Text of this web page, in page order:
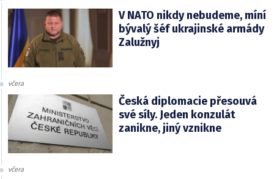
V NATO nikdy nebudeme, míní
bývalý šéf ukrajinské armády
Zalužnyj
včera
Česká diplomacie přesouvá
své síly. Jeden konzulát
zanikne, jiný vznikne
včera